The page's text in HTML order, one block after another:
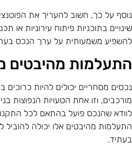
על כך, חשוב להעריך את
בתוכניות פיתוח עירוניות או
משמעותית על ערך הנכס
מהיבטים
מסחריים יכולים להיות כרוכים
וזו אחת הטעויות הנפוצות
שהנכס פועל בהתאם לכל
מהיבטים אלו יכולה להוביל